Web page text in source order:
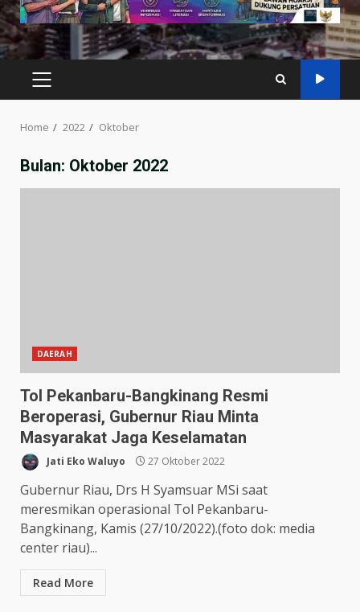
Home 2022 Oktober
Bulan: Oktober 2022
DAERAH
Tol Pekanbaru-Bangkinang Resmi
Beroperasi, Gubernur Riau Minta
Masyarakat Jaga Keselamatan
Jati Eko Waluyo 27 Oktober 2022
Gubernur Riau, Drs H Syamsuar MSi saat
meresmikan operasional Tol Pekanbaru-
Bangkinang, Kamis (27/10/2022).(foto dok: media
center riau)...
Read More